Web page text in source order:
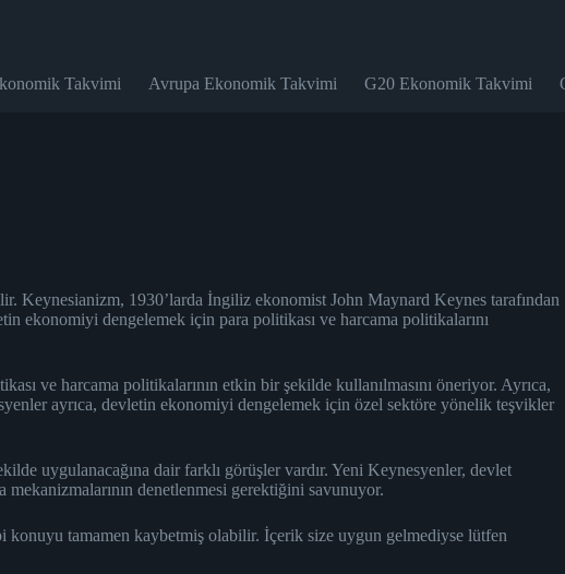
Takvimi Avrupa Ekonomik Takvimi G20 Ekonomik Takvimi
Keynesianizm, 1930’larda İngiliz ekonomist John Maynard Keynes tarafından
dengelemek için para politikası ve harcama politikalarını
ve harcama politikalarının etkin bir şekilde kullanılmasını öneriyor. Ayrıca,
ayrıca, devletin ekonomiyi dengelemek için özel sektöre yönelik teşvikler
uygulanacağına dair farklı görüşler vardır. Yeni Keynesyenler, devlet
denetlenmesi gerektiğini savunuyor.
konuyu tamamen kaybetmiş olabilir. İçerik size uygun gelmediyse lütfen